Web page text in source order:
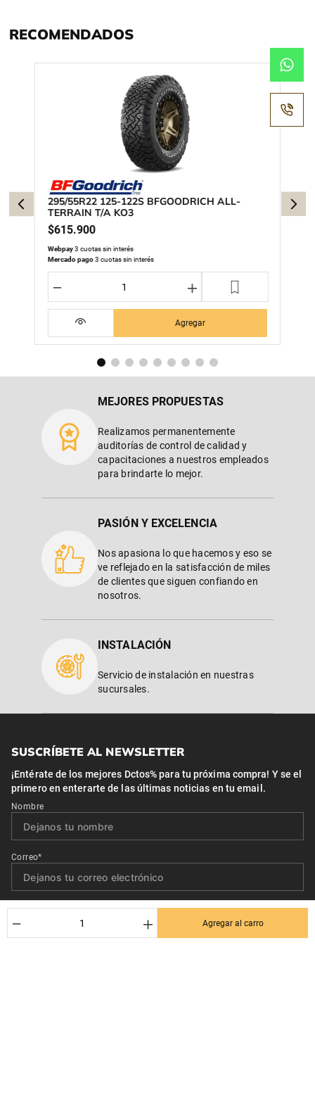
＋
－ Agregar al carro
RECOMENDADOS
295/55R22 125-122S BFGOODRICH ALL-
TERRAIN T/A KO3
$615.900
Webpay3 cuotas sin interés
Mercado pago3 cuotas sin interés
＋
－
Agregar
MEJORES PROPUESTAS
Realizamos permanentemente
auditorías de control de calidad y
capacitaciones a nuestros empleados
para brindarte lo mejor.
PASIÓN Y EXCELENCIA
Nos apasiona lo que hacemos y eso se
ve reflejado en la satisfacción de miles
de clientes que siguen confiando en
nosotros.
INSTALACIÓN
Servicio de instalación en nuestras
sucursales.
SUSCRÍBETE AL NEWSLETTER
¡Entérate de los mejores Dctos% para tu próxima compra! Y se el
primero en enterarte de las últimas noticias en tu email.
Nombre
Correo*
Quiero recibir el newsletter con promociones.